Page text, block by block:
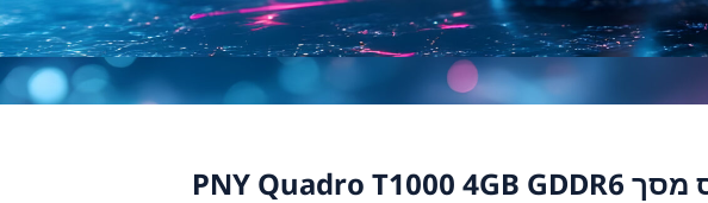
כרטיס מסך PNY Quadro T1000 4GB GDDR6